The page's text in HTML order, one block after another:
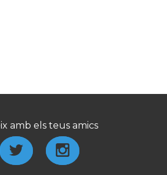
amb els teus amics